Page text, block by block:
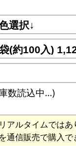
数読込中...)
アルタイムではあ
通信販売で購入で